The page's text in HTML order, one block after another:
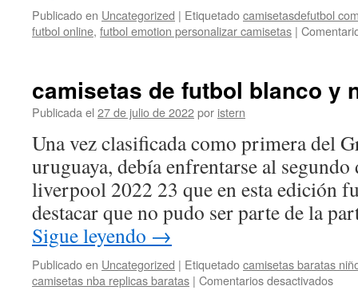
Publicado en Uncategorized | Etiquetadocamisetasdefutbol
futbol online, futbol emotion personalizar camisetas |
camisetas de futbol blanco y
Publicada el 27 de julio de 2022por istern
Una vez clasificada como primera del
uruguaya, debía enfrentarse al
liverpool 2022 23 que en esta edición
destacar que no pudo ser parte de la
Sigue leyendo →
Publicado en Uncategorized | Etiquetadocamisetas baratas
camisetas nba replicas baratas | Comentarios desactivadosen